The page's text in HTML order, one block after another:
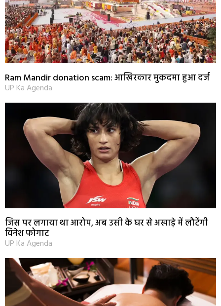
Ram Mandir donation scam: आखिरकार मुकदमा हुआ दर्ज
UP Ka Agenda
जिस पर लगाया था आरोप, अब उसी के घर से अखाड़े में लौटेंगी
विनेश फोगाट
UP Ka Agenda